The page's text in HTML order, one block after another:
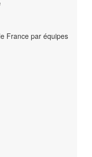
France par équipes